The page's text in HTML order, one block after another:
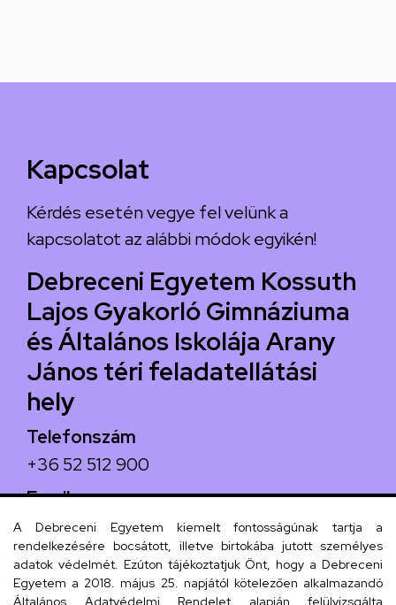
Kapcsolat
Kérdés esetén vegye fel velünk a
kapcsolatot az alábbi módok egyikén!
Debreceni Egyetem Kossuth
Lajos Gyakorló Gimnáziuma
és Általános Iskolája Arany
János téri feladatellátási
hely
Telefonszám
+36 52 512 900
Email
arany.titkarsag@arany-alt.unideb.hu
Cím
4026 Debrecen, Arany János tér 1.
A Debreceni Egyetem kiemelt fontosságúnak tartja a
rendelkezésére bocsátott, illetve birtokába jutott személyes
adatok védelmét. Ezúton tájékoztatjuk Önt, hogy a Debreceni
Egyetem a 2018. május 25. napjától kötelezően alkalmazandó
Általános Adatvédelmi Rendelet alapján felülvizsgálta